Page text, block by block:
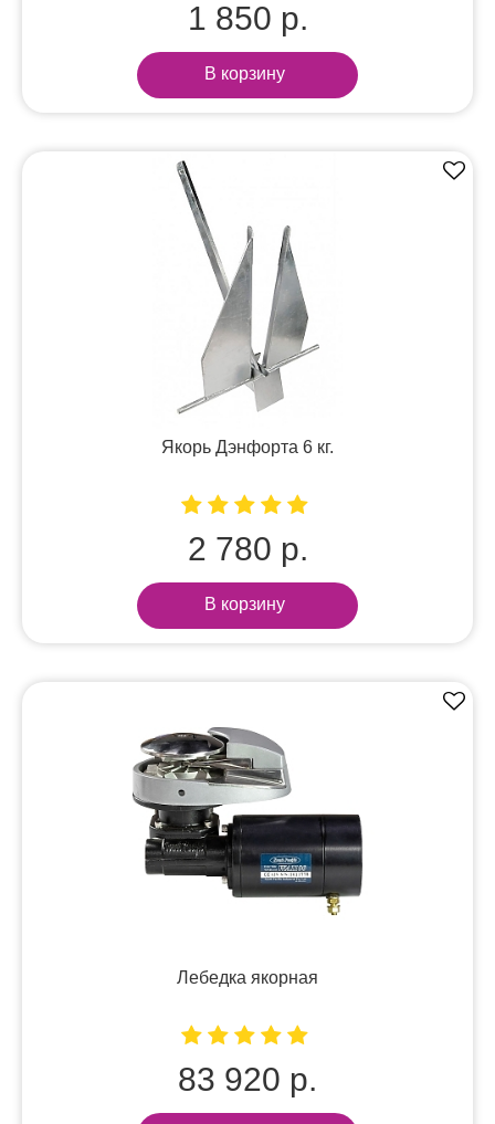
1 850 р.
В корзину
Якорь Дэнфорта 6 кг.
2 780 р.
В корзину
Лебедка якорная
83 920 р.